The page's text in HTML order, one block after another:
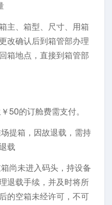
主、箱型、尺寸、用箱
改确认后到箱管部办理
箱地点，直接到箱管部
50的订舱费需支付。
提箱，因故退载，需持
载
尚未进入码头，持设备
退载手续，并及时将所
的空箱未经许可，不可